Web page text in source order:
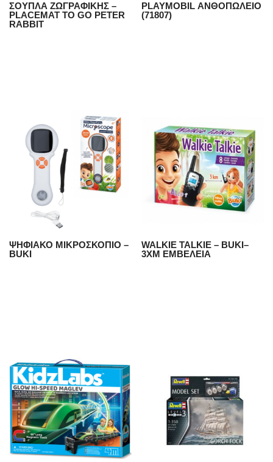
ΣΟΥΠΛΑ ZΩΓΡΑΦΙΚΗΣ –
PLACEMAT TO GO PETER
RABBIT
PLAYMOBIL ΑΝΘΟΠΩΛΕΙΟ
(71807)
ΨΗΦΙΑΚΟ ΜΙΚΡΟΣΚΟΠΙΟ –
BUKI
WALKIE TALKIE – BUKI–
3XM ΕΜΒΕΛΕΙΑ